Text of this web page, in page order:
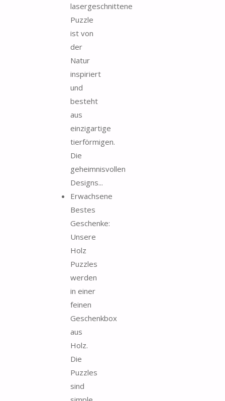
lasergeschnittene
Puzzle
ist von
der
Natur
inspiriert
und
besteht
aus
einzigartige
tierförmigen.
Die
geheimnisvollen
Designs...
Erwachsene
Bestes
Geschenke:
Unsere
Holz
Puzzles
werden
in einer
feinen
Geschenkbox
aus
Holz.
Die
Puzzles
sind